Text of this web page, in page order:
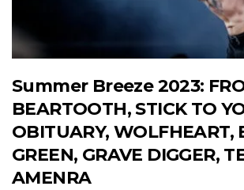
Summer Breeze 2023:
BEARTOOTH, STICK TO
OBITUARY, WOLFHEART,
GREEN, GRAVE DIGGER,
AMENRA